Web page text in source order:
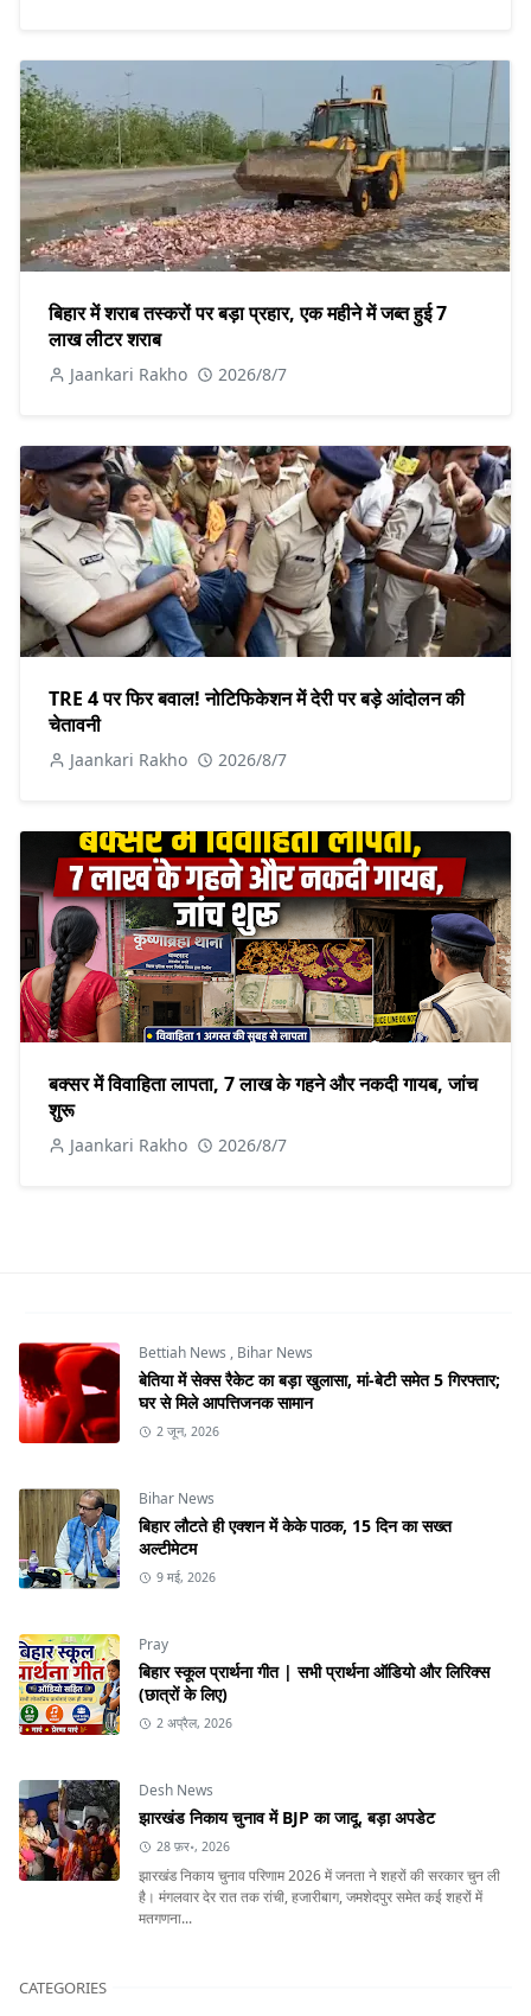
बिहार में शराब तस्करों पर बड़ा प्रहार, एक महीने में जब्त हुई 7
लाख लीटर शराब
Jaankari Rakho 2026/8/7
TRE 4 पर फिर बवाल! नोटिफिकेशन में देरी पर बड़े आंदोलन की
चेतावनी
Jaankari Rakho 2026/8/7
बक्सर में विवाहिता लापता, 7 लाख के गहने और नकदी गायब, जांच
शुरू
Jaankari Rakho 2026/8/7
Bettiah News , Bihar News
बेतिया में सेक्स रैकेट का बड़ा खुलासा, मां-बेटी समेत 5 गिरफ्तार;
घर से मिले आपत्तिजनक सामान
2 जून, 2026
Bihar News
बिहार लौटते ही एक्शन में केके पाठक, 15 दिन का सख्त
अल्टीमेटम
9 मई, 2026
Pray
बिहार स्कूल प्रार्थना गीत | सभी प्रार्थना ऑडियो और लिरिक्स
(छात्रों के लिए)
2 अप्रैल, 2026
Desh News
झारखंड निकाय चुनाव में BJP का जादू, बड़ा अपडेट
28 फ़र॰, 2026
झारखंड निकाय चुनाव परिणाम 2026 में जनता ने शहरों की सरकार चुन ली
है। मंगलवार देर रात तक रांची, हजारीबाग, जमशेदपुर समेत कई शहरों में
मतगणना...
CATEGORIES